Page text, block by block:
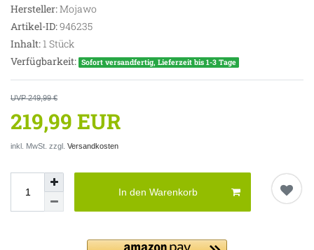
Hersteller:Mojawo
Artikel-ID:946235
Inhalt:1 Stück
Verfügbarkeit: Sofort versandfertig, Lieferzeit bis 1-3 Tage
UVP 249,99 €
219,99 EUR
inkl. MwSt. zzgl. Versandkosten
In den Warenkorb